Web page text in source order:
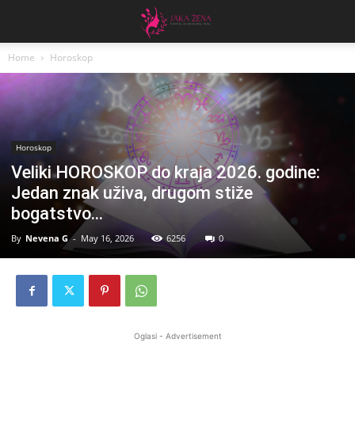
Home Horoskop
Horoskop
Veliki HOROSKOP do kraja 2026. godine:
Jedan znak uživa, drugom stiže
bogatstvo…
By Nevena G - May 16, 2026 6256 0
Oglasi - Advertisement